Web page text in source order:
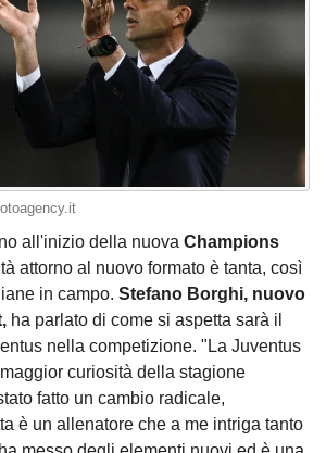
all'inizio della nuova Champions
attorno al nuovo formato è tanta, così
in campo. Stefano Borghi, nuovo
ha parlato di come si aspetta sarà il
nella competizione. "La Juventus
curiosità della stagione
fatto un cambio radicale,
è un allenatore che a me intriga tanto